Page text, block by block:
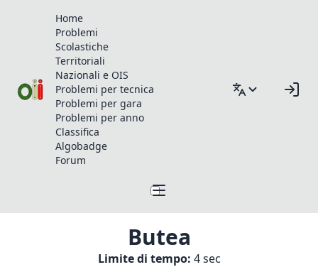
Home
Problemi
Scolastiche
Territoriali
Nazionali e OIS
Problemi per tecnica
Problemi per gara
Problemi per anno
Classifica
Algobadge
Forum
Butea
Limite di tempo: 4 sec